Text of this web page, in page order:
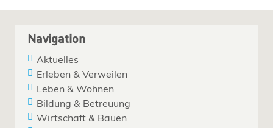
Navigation
Aktuelles
Erleben & Verweilen
Leben & Wohnen
Bildung & Betreuung
Wirtschaft & Bauen